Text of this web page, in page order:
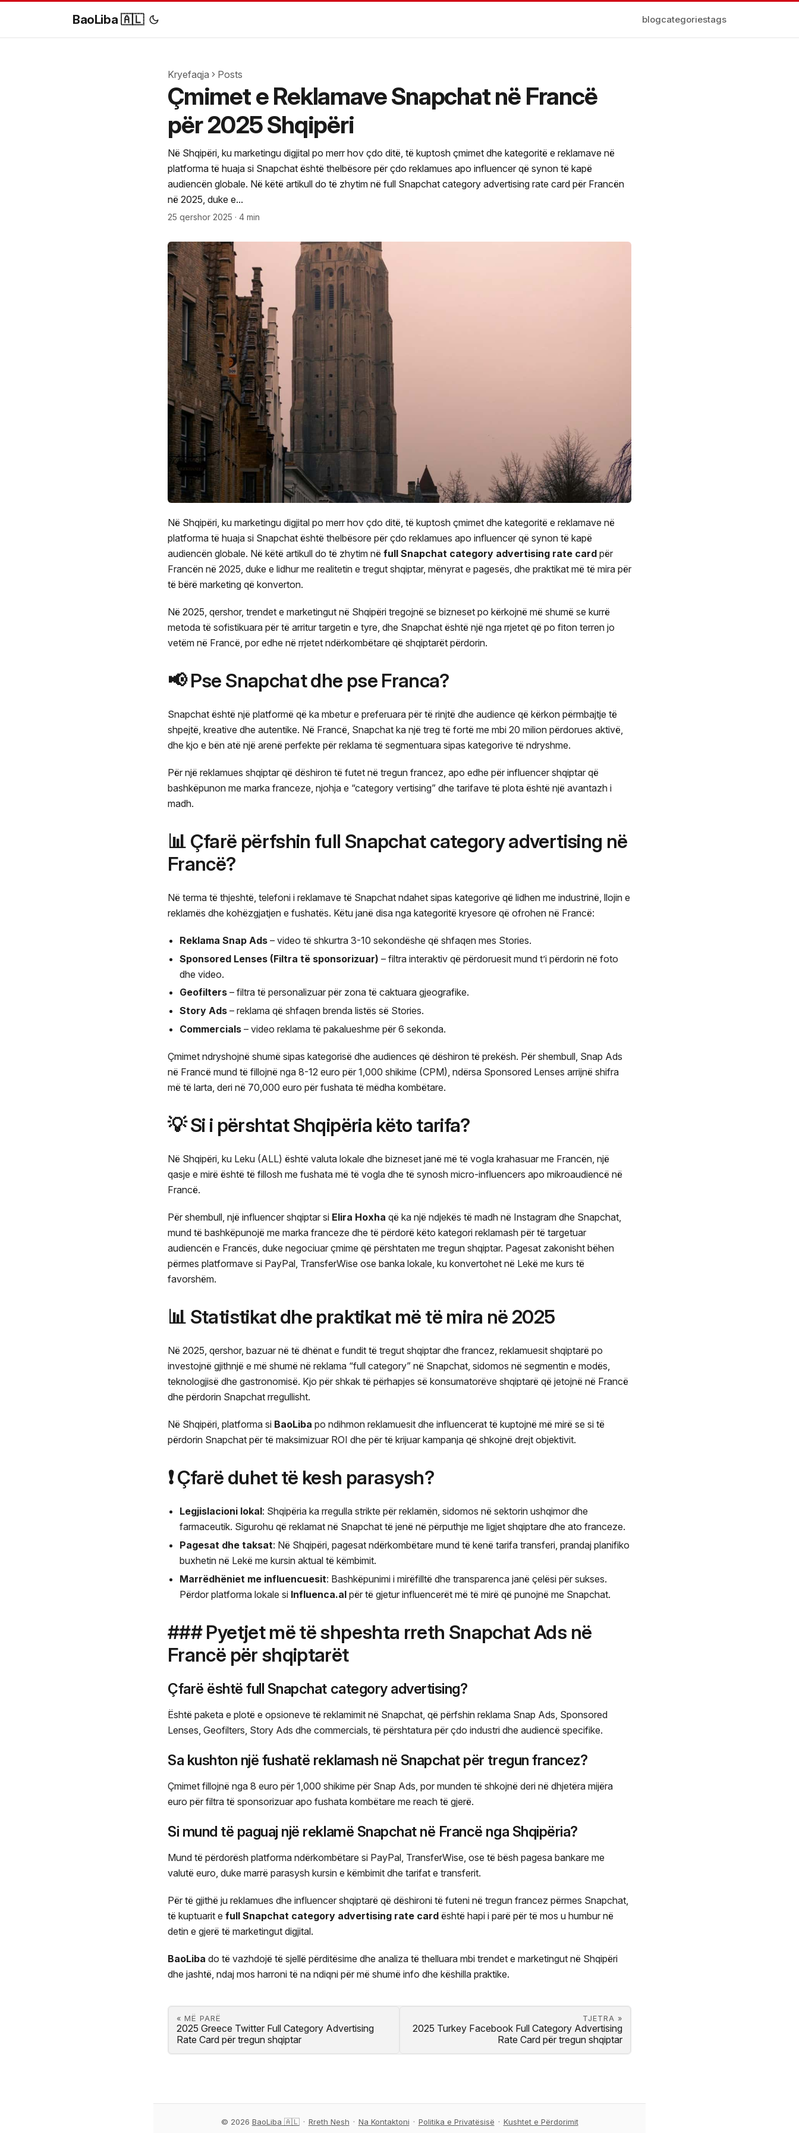
BaoLiba 🇦🇱 blogcategoriestags
Kryefaqja Posts
Çmimet e Reklamave Snapchat në Francë
për 2025 Shqipëri
Në Shqipëri, ku marketingu digjital po merr hov çdo ditë, të kuptosh çmimet dhe kategoritë e reklamave në
platforma të huaja si Snapchat është thelbësore për çdo reklamues apo influencer që synon të kapë
audiencën globale. Në këtë artikull do të zhytim në full Snapchat category advertising rate card për Francën
në 2025, duke e...
25 qershor 2025 · 4 min
Në Shqipëri, ku marketingu digjital po merr hov çdo ditë, të kuptosh çmimet dhe kategoritë e reklamave në
platforma të huaja si Snapchat është thelbësore për çdo reklamues apo influencer që synon të kapë
audiencën globale. Në këtë artikull do të zhytim në full Snapchat category advertising rate card për
Francën në 2025, duke e lidhur me realitetin e tregut shqiptar, mënyrat e pagesës, dhe praktikat më të mira për
të bërë marketing që konverton.
Në 2025, qershor, trendet e marketingut në Shqipëri tregojnë se bizneset po kërkojnë më shumë se kurrë
metoda të sofistikuara për të arritur targetin e tyre, dhe Snapchat është një nga rrjetet që po fiton terren jo
vetëm në Francë, por edhe në rrjetet ndërkombëtare që shqiptarët përdorin.
📢 Pse Snapchat dhe pse Franca?
Snapchat është një platformë që ka mbetur e preferuara për të rinjtë dhe audience që kërkon përmbajtje të
shpejtë, kreative dhe autentike. Në Francë, Snapchat ka një treg të fortë me mbi 20 milion përdorues aktivë,
dhe kjo e bën atë një arenë perfekte për reklama të segmentuara sipas kategorive të ndryshme.
Për një reklamues shqiptar që dëshiron të futet në tregun francez, apo edhe për influencer shqiptar që
bashkëpunon me marka franceze, njohja e “category vertising” dhe tarifave të plota është një avantazh i
madh.
📊 Çfarë përfshin full Snapchat category advertising në
Francë?
Në terma të thjeshtë, telefoni i reklamave të Snapchat ndahet sipas kategorive që lidhen me industrinë, llojin e
reklamës dhe kohëzgjatjen e fushatës. Këtu janë disa nga kategoritë kryesore që ofrohen në Francë:
Reklama Snap Ads – video të shkurtra 3-10 sekondëshe që shfaqen mes Stories.
Sponsored Lenses (Filtra të sponsorizuar) – filtra interaktiv që përdoruesit mund t’i përdorin në foto
dhe video.
Geofilters – filtra të personalizuar për zona të caktuara gjeografike.
Story Ads – reklama që shfaqen brenda listës së Stories.
Commercials – video reklama të pakalueshme për 6 sekonda.
Çmimet ndryshojnë shumë sipas kategorisë dhe audiences që dëshiron të prekësh. Për shembull, Snap Ads
në Francë mund të fillojnë nga 8-12 euro për 1,000 shikime (CPM), ndërsa Sponsored Lenses arrijnë shifra
më të larta, deri në 70,000 euro për fushata të mëdha kombëtare.
💡 Si i përshtat Shqipëria këto tarifa?
Në Shqipëri, ku Leku (ALL) është valuta lokale dhe bizneset janë më të vogla krahasuar me Francën, një
qasje e mirë është të fillosh me fushata më të vogla dhe të synosh micro-influencers apo mikroaudiencë në
Francë.
Për shembull, një influencer shqiptar si Elira Hoxha që ka një ndjekës të madh në Instagram dhe Snapchat,
mund të bashkëpunojë me marka franceze dhe të përdorë këto kategori reklamash për të targetuar
audiencën e Francës, duke negociuar çmime që përshtaten me tregun shqiptar. Pagesat zakonisht bëhen
përmes platformave si PayPal, TransferWise ose banka lokale, ku konvertohet në Lekë me kurs të
favorshëm.
📊 Statistikat dhe praktikat më të mira në 2025
Në 2025, qershor, bazuar në të dhënat e fundit të tregut shqiptar dhe francez, reklamuesit shqiptarë po
investojnë gjithnjë e më shumë në reklama “full category” në Snapchat, sidomos në segmentin e modës,
teknologjisë dhe gastronomisë. Kjo për shkak të përhapjes së konsumatorëve shqiptarë që jetojnë në Francë
dhe përdorin Snapchat rregullisht.
Në Shqipëri, platforma si BaoLiba po ndihmon reklamuesit dhe influencerat të kuptojnë më mirë se si të
përdorin Snapchat për të maksimizuar ROI dhe për të krijuar kampanja që shkojnë drejt objektivit.
❗ Çfarë duhet të kesh parasysh?
Legjislacioni lokal: Shqipëria ka rregulla strikte për reklamën, sidomos në sektorin ushqimor dhe
farmaceutik. Sigurohu që reklamat në Snapchat të jenë në përputhje me ligjet shqiptare dhe ato franceze.
Pagesat dhe taksat: Në Shqipëri, pagesat ndërkombëtare mund të kenë tarifa transferi, prandaj planifiko
buxhetin në Lekë me kursin aktual të këmbimit.
Marrëdhëniet me influencuesit: Bashkëpunimi i mirëfilltë dhe transparenca janë çelësi për sukses.
Përdor platforma lokale si Influenca.al për të gjetur influencerët më të mirë që punojnë me Snapchat.
### Pyetjet më të shpeshta rreth Snapchat Ads në
Francë për shqiptarët
Çfarë është full Snapchat category advertising?
Është paketa e plotë e opsioneve të reklamimit në Snapchat, që përfshin reklama Snap Ads, Sponsored
Lenses, Geofilters, Story Ads dhe commercials, të përshtatura për çdo industri dhe audiencë specifike.
Sa kushton një fushatë reklamash në Snapchat për tregun francez?
Çmimet fillojnë nga 8 euro për 1,000 shikime për Snap Ads, por munden të shkojnë deri në dhjetëra mijëra
euro për filtra të sponsorizuar apo fushata kombëtare me reach të gjerë.
Si mund të paguaj një reklamë Snapchat në Francë nga Shqipëria?
Mund të përdorësh platforma ndërkombëtare si PayPal, TransferWise, ose të bësh pagesa bankare me
valutë euro, duke marrë parasysh kursin e këmbimit dhe tarifat e transferit.
Për të gjithë ju reklamues dhe influencer shqiptarë që dëshironi të futeni në tregun francez përmes Snapchat,
të kuptuarit e full Snapchat category advertising rate card është hapi i parë për të mos u humbur në
detin e gjerë të marketingut digjital.
BaoLiba do të vazhdojë të sjellë përditësime dhe analiza të thelluara mbi trendet e marketingut në Shqipëri
dhe jashtë, ndaj mos harroni të na ndiqni për më shumë info dhe këshilla praktike.
« MË PARË
2025 Greece Twitter Full Category Advertising
Rate Card për tregun shqiptar
TJETRA »
2025 Turkey Facebook Full Category Advertising
Rate Card për tregun shqiptar
© 2026 BaoLiba 🇦🇱 · Rreth Nesh · Na Kontaktoni · Politika e Privatësisë · Kushtet e Përdorimit